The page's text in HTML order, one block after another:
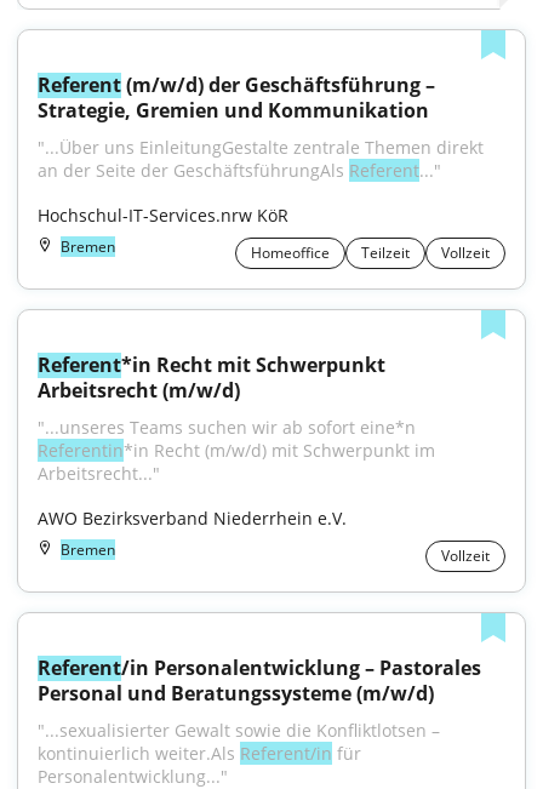
Referent (m/w/d) der Geschäftsführung –
Strategie, Gremien und Kommunikation
"...Über uns EinleitungGestalte zentrale Themen direkt
an der Seite der GeschäftsführungAls Referent..."
Hochschul-IT-Services.nrw KöR
Bremen Homeoffice Teilzeit Vollzeit
Referent*in Recht mit Schwerpunkt
Arbeitsrecht (m/w/d)
Referentin*in Recht (m/w/d) mit Schwerpunkt im
Arbeitsrecht..."
AWO Bezirksverband Niederrhein e.V.
Bremen Vollzeit
Referent/in Personalentwicklung – Pastorales
Personal und Beratungssysteme (m/w/d)
"...sexualisierter Gewalt sowie die Konfliktlotsen –
kontinuierlich weiter.Als Referent/in für
Personalentwicklung..."